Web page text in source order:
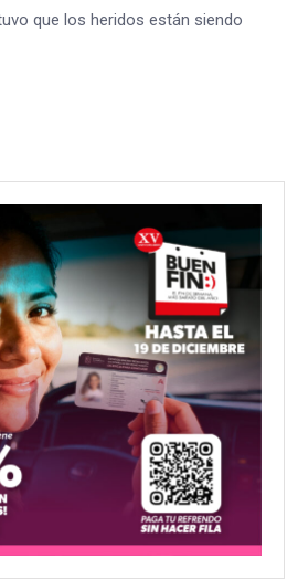
que los heridos están siendo